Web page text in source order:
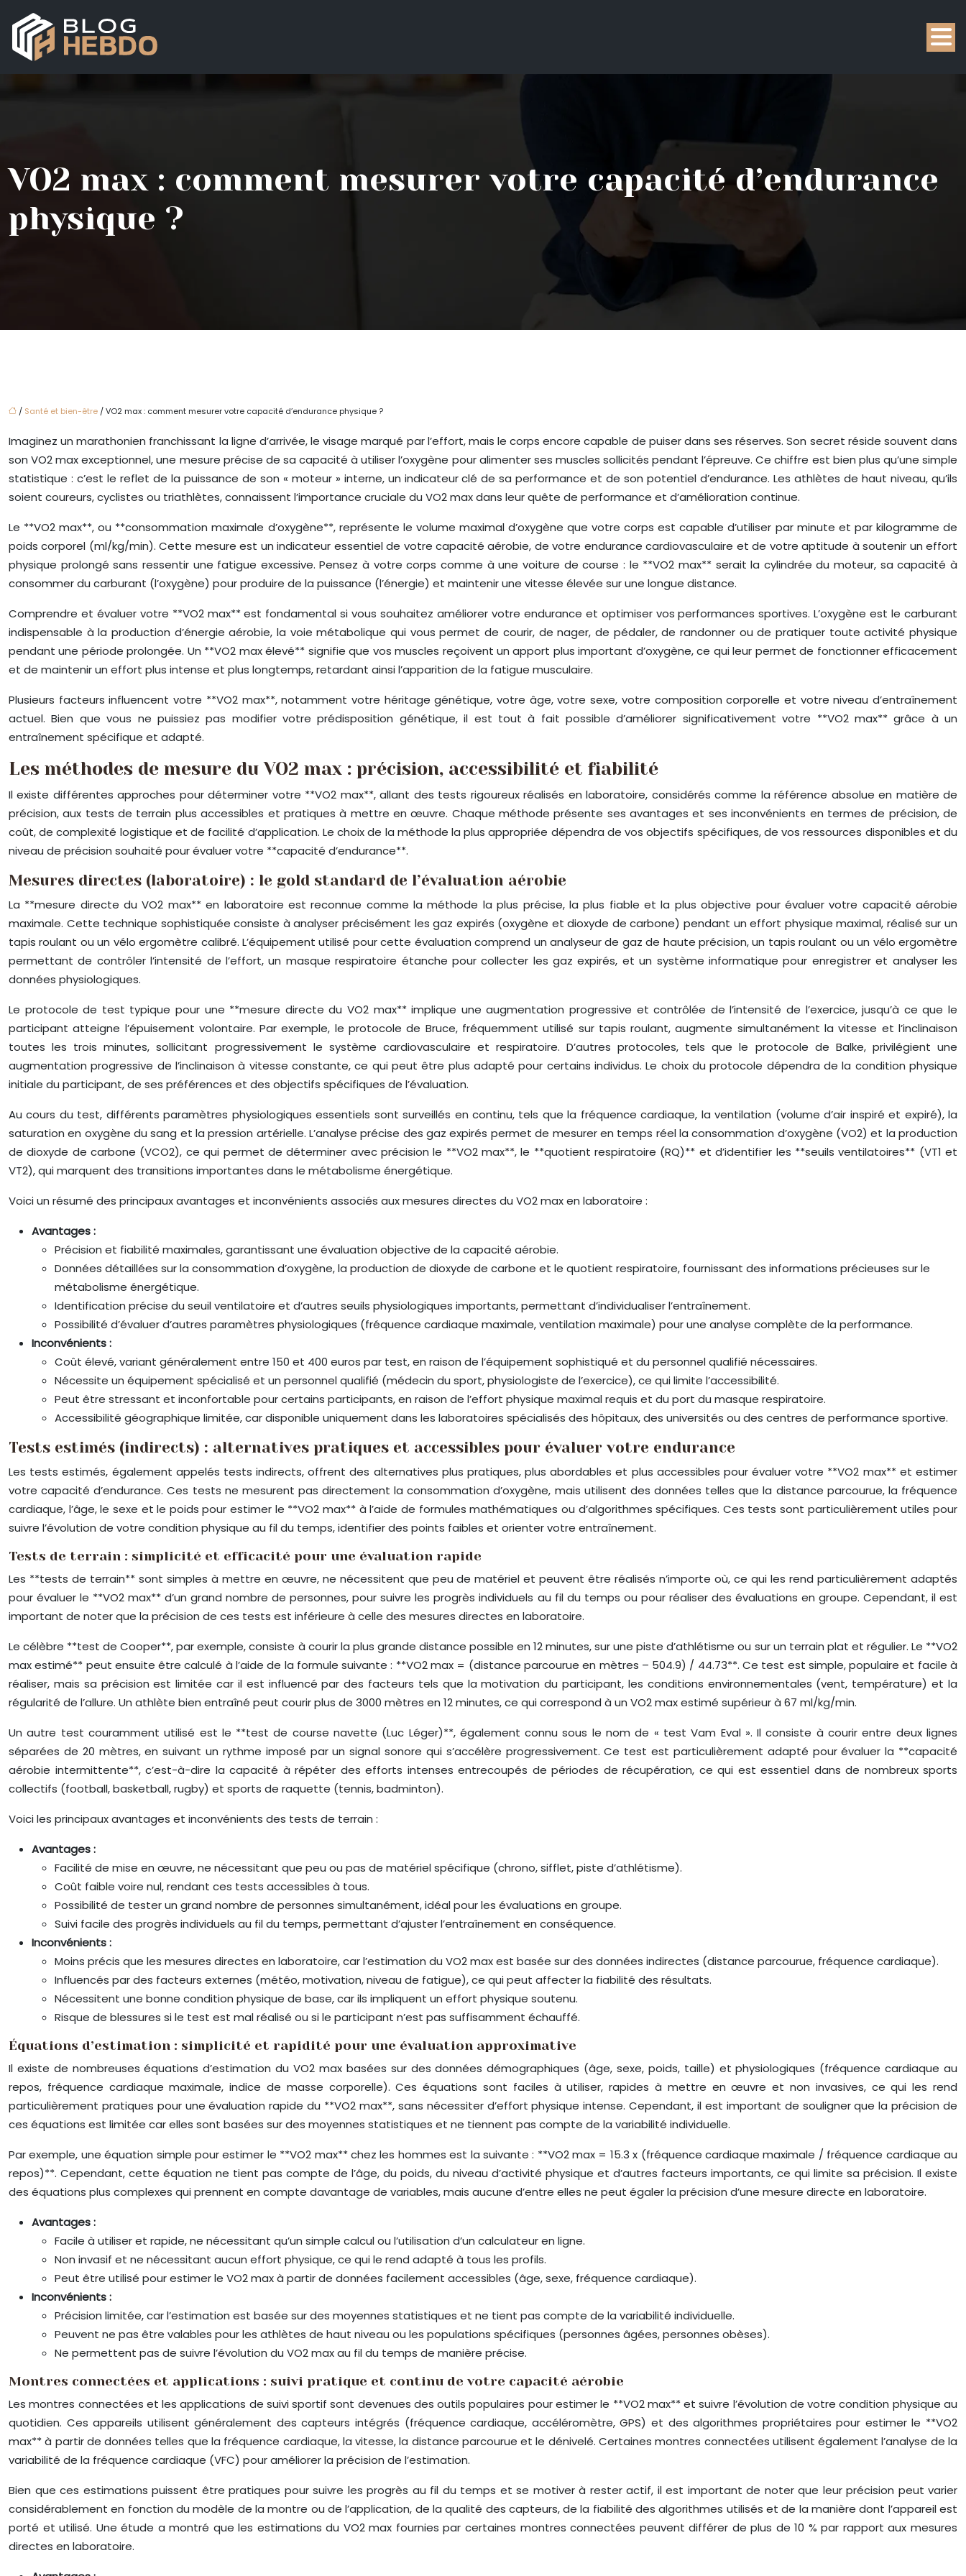
VO2 max : comment mesurer votre capacité d’endurance
physique ?
/ Santé et bien-être / VO2 max : comment mesurer votre capacité d’endurance physique ?
Imaginez un marathonien franchissant la ligne d’arrivée, le visage marqué par l’effort, mais le corps encore capable de puiser dans ses réserves. Son secret réside souvent dans
son VO2 max exceptionnel, une mesure précise de sa capacité à utiliser l’oxygène pour alimenter ses muscles sollicités pendant l’épreuve. Ce chiffre est bien plus qu’une simple
statistique : c’est le reflet de la puissance de son « moteur » interne, un indicateur clé de sa performance et de son potentiel d’endurance. Les athlètes de haut niveau, qu’ils
soient coureurs, cyclistes ou triathlètes, connaissent l’importance cruciale du VO2 max dans leur quête de performance et d’amélioration continue.
Le **VO2 max**, ou **consommation maximale d’oxygène**, représente le volume maximal d’oxygène que votre corps est capable d’utiliser par minute et par kilogramme de
poids corporel (ml/kg/min). Cette mesure est un indicateur essentiel de votre capacité aérobie, de votre endurance cardiovasculaire et de votre aptitude à soutenir un effort
physique prolongé sans ressentir une fatigue excessive. Pensez à votre corps comme à une voiture de course : le **VO2 max** serait la cylindrée du moteur, sa capacité à
consommer du carburant (l’oxygène) pour produire de la puissance (l’énergie) et maintenir une vitesse élevée sur une longue distance.
Comprendre et évaluer votre **VO2 max** est fondamental si vous souhaitez améliorer votre endurance et optimiser vos performances sportives. L’oxygène est le carburant
indispensable à la production d’énergie aérobie, la voie métabolique qui vous permet de courir, de nager, de pédaler, de randonner ou de pratiquer toute activité physique
pendant une période prolongée. Un **VO2 max élevé** signifie que vos muscles reçoivent un apport plus important d’oxygène, ce qui leur permet de fonctionner efficacement
et de maintenir un effort plus intense et plus longtemps, retardant ainsi l’apparition de la fatigue musculaire.
Plusieurs facteurs influencent votre **VO2 max**, notamment votre héritage génétique, votre âge, votre sexe, votre composition corporelle et votre niveau d’entraînement
actuel. Bien que vous ne puissiez pas modifier votre prédisposition génétique, il est tout à fait possible d’améliorer significativement votre **VO2 max** grâce à un
entraînement spécifique et adapté.
Les méthodes de mesure du VO2 max : précision, accessibilité et fiabilité
Il existe différentes approches pour déterminer votre **VO2 max**, allant des tests rigoureux réalisés en laboratoire, considérés comme la référence absolue en matière de
précision, aux tests de terrain plus accessibles et pratiques à mettre en œuvre. Chaque méthode présente ses avantages et ses inconvénients en termes de précision, de
coût, de complexité logistique et de facilité d’application. Le choix de la méthode la plus appropriée dépendra de vos objectifs spécifiques, de vos ressources disponibles et du
niveau de précision souhaité pour évaluer votre **capacité d’endurance**.
Mesures directes (laboratoire) : le gold standard de l’évaluation aérobie
La **mesure directe du VO2 max** en laboratoire est reconnue comme la méthode la plus précise, la plus fiable et la plus objective pour évaluer votre capacité aérobie
maximale. Cette technique sophistiquée consiste à analyser précisément les gaz expirés (oxygène et dioxyde de carbone) pendant un effort physique maximal, réalisé sur un
tapis roulant ou un vélo ergomètre calibré. L’équipement utilisé pour cette évaluation comprend un analyseur de gaz de haute précision, un tapis roulant ou un vélo ergomètre
permettant de contrôler l’intensité de l’effort, un masque respiratoire étanche pour collecter les gaz expirés, et un système informatique pour enregistrer et analyser les
données physiologiques.
Le protocole de test typique pour une **mesure directe du VO2 max** implique une augmentation progressive et contrôlée de l’intensité de l’exercice, jusqu’à ce que le
participant atteigne l’épuisement volontaire. Par exemple, le protocole de Bruce, fréquemment utilisé sur tapis roulant, augmente simultanément la vitesse et l’inclinaison
toutes les trois minutes, sollicitant progressivement le système cardiovasculaire et respiratoire. D’autres protocoles, tels que le protocole de Balke, privilégient une
augmentation progressive de l’inclinaison à vitesse constante, ce qui peut être plus adapté pour certains individus. Le choix du protocole dépendra de la condition physique
initiale du participant, de ses préférences et des objectifs spécifiques de l’évaluation.
Au cours du test, différents paramètres physiologiques essentiels sont surveillés en continu, tels que la fréquence cardiaque, la ventilation (volume d’air inspiré et expiré), la
saturation en oxygène du sang et la pression artérielle. L’analyse précise des gaz expirés permet de mesurer en temps réel la consommation d’oxygène (VO2) et la production
de dioxyde de carbone (VCO2), ce qui permet de déterminer avec précision le **VO2 max**, le **quotient respiratoire (RQ)** et d’identifier les **seuils ventilatoires** (VT1 et
VT2), qui marquent des transitions importantes dans le métabolisme énergétique.
Voici un résumé des principaux avantages et inconvénients associés aux mesures directes du VO2 max en laboratoire :
Avantages :
Précision et fiabilité maximales, garantissant une évaluation objective de la capacité aérobie.
Données détaillées sur la consommation d’oxygène, la production de dioxyde de carbone et le quotient respiratoire, fournissant des informations précieuses sur le
métabolisme énergétique.
Identification précise du seuil ventilatoire et d’autres seuils physiologiques importants, permettant d’individualiser l’entraînement.
Possibilité d’évaluer d’autres paramètres physiologiques (fréquence cardiaque maximale, ventilation maximale) pour une analyse complète de la performance.
Inconvénients :
Coût élevé, variant généralement entre 150 et 400 euros par test, en raison de l’équipement sophistiqué et du personnel qualifié nécessaires.
Nécessite un équipement spécialisé et un personnel qualifié (médecin du sport, physiologiste de l’exercice), ce qui limite l’accessibilité.
Peut être stressant et inconfortable pour certains participants, en raison de l’effort physique maximal requis et du port du masque respiratoire.
Accessibilité géographique limitée, car disponible uniquement dans les laboratoires spécialisés des hôpitaux, des universités ou des centres de performance sportive.
Tests estimés (indirects) : alternatives pratiques et accessibles pour évaluer votre endurance
Les tests estimés, également appelés tests indirects, offrent des alternatives plus pratiques, plus abordables et plus accessibles pour évaluer votre **VO2 max** et estimer
votre capacité d’endurance. Ces tests ne mesurent pas directement la consommation d’oxygène, mais utilisent des données telles que la distance parcourue, la fréquence
cardiaque, l’âge, le sexe et le poids pour estimer le **VO2 max** à l’aide de formules mathématiques ou d’algorithmes spécifiques. Ces tests sont particulièrement utiles pour
suivre l’évolution de votre condition physique au fil du temps, identifier des points faibles et orienter votre entraînement.
Tests de terrain : simplicité et efficacité pour une évaluation rapide
Les **tests de terrain** sont simples à mettre en œuvre, ne nécessitent que peu de matériel et peuvent être réalisés n’importe où, ce qui les rend particulièrement adaptés
pour évaluer le **VO2 max** d’un grand nombre de personnes, pour suivre les progrès individuels au fil du temps ou pour réaliser des évaluations en groupe. Cependant, il est
important de noter que la précision de ces tests est inférieure à celle des mesures directes en laboratoire.
Le célèbre **test de Cooper**, par exemple, consiste à courir la plus grande distance possible en 12 minutes, sur une piste d’athlétisme ou sur un terrain plat et régulier. Le **VO2
max estimé** peut ensuite être calculé à l’aide de la formule suivante : **VO2 max = (distance parcourue en mètres – 504.9) / 44.73**. Ce test est simple, populaire et facile à
réaliser, mais sa précision est limitée car il est influencé par des facteurs tels que la motivation du participant, les conditions environnementales (vent, température) et la
régularité de l’allure. Un athlète bien entraîné peut courir plus de 3000 mètres en 12 minutes, ce qui correspond à un VO2 max estimé supérieur à 67 ml/kg/min.
Un autre test couramment utilisé est le **test de course navette (Luc Léger)**, également connu sous le nom de « test Vam Eval ». Il consiste à courir entre deux lignes
séparées de 20 mètres, en suivant un rythme imposé par un signal sonore qui s’accélère progressivement. Ce test est particulièrement adapté pour évaluer la **capacité
aérobie intermittente**, c’est-à-dire la capacité à répéter des efforts intenses entrecoupés de périodes de récupération, ce qui est essentiel dans de nombreux sports
collectifs (football, basketball, rugby) et sports de raquette (tennis, badminton).
Voici les principaux avantages et inconvénients des tests de terrain :
Avantages :
Facilité de mise en œuvre, ne nécessitant que peu ou pas de matériel spécifique (chrono, sifflet, piste d’athlétisme).
Coût faible voire nul, rendant ces tests accessibles à tous.
Possibilité de tester un grand nombre de personnes simultanément, idéal pour les évaluations en groupe.
Suivi facile des progrès individuels au fil du temps, permettant d’ajuster l’entraînement en conséquence.
Inconvénients :
Moins précis que les mesures directes en laboratoire, car l’estimation du VO2 max est basée sur des données indirectes (distance parcourue, fréquence cardiaque).
Influencés par des facteurs externes (météo, motivation, niveau de fatigue), ce qui peut affecter la fiabilité des résultats.
Nécessitent une bonne condition physique de base, car ils impliquent un effort physique soutenu.
Risque de blessures si le test est mal réalisé ou si le participant n’est pas suffisamment échauffé.
Équations d’estimation : simplicité et rapidité pour une évaluation approximative
Il existe de nombreuses équations d’estimation du VO2 max basées sur des données démographiques (âge, sexe, poids, taille) et physiologiques (fréquence cardiaque au
repos, fréquence cardiaque maximale, indice de masse corporelle). Ces équations sont faciles à utiliser, rapides à mettre en œuvre et non invasives, ce qui les rend
particulièrement pratiques pour une évaluation rapide du **VO2 max**, sans nécessiter d’effort physique intense. Cependant, il est important de souligner que la précision de
ces équations est limitée car elles sont basées sur des moyennes statistiques et ne tiennent pas compte de la variabilité individuelle.
Par exemple, une équation simple pour estimer le **VO2 max** chez les hommes est la suivante : **VO2 max = 15.3 x (fréquence cardiaque maximale / fréquence cardiaque au
repos)**. Cependant, cette équation ne tient pas compte de l’âge, du poids, du niveau d’activité physique et d’autres facteurs importants, ce qui limite sa précision. Il existe
des équations plus complexes qui prennent en compte davantage de variables, mais aucune d’entre elles ne peut égaler la précision d’une mesure directe en laboratoire.
Avantages :
Facile à utiliser et rapide, ne nécessitant qu’un simple calcul ou l’utilisation d’un calculateur en ligne.
Non invasif et ne nécessitant aucun effort physique, ce qui le rend adapté à tous les profils.
Peut être utilisé pour estimer le VO2 max à partir de données facilement accessibles (âge, sexe, fréquence cardiaque).
Inconvénients :
Précision limitée, car l’estimation est basée sur des moyennes statistiques et ne tient pas compte de la variabilité individuelle.
Peuvent ne pas être valables pour les athlètes de haut niveau ou les populations spécifiques (personnes âgées, personnes obèses).
Ne permettent pas de suivre l’évolution du VO2 max au fil du temps de manière précise.
Montres connectées et applications : suivi pratique et continu de votre capacité aérobie
Les montres connectées et les applications de suivi sportif sont devenues des outils populaires pour estimer le **VO2 max** et suivre l’évolution de votre condition physique au
quotidien. Ces appareils utilisent généralement des capteurs intégrés (fréquence cardiaque, accéléromètre, GPS) et des algorithmes propriétaires pour estimer le **VO2
max** à partir de données telles que la fréquence cardiaque, la vitesse, la distance parcourue et le dénivelé. Certaines montres connectées utilisent également l’analyse de la
variabilité de la fréquence cardiaque (VFC) pour améliorer la précision de l’estimation.
Bien que ces estimations puissent être pratiques pour suivre les progrès au fil du temps et se motiver à rester actif, il est important de noter que leur précision peut varier
considérablement en fonction du modèle de la montre ou de l’application, de la qualité des capteurs, de la fiabilité des algorithmes utilisés et de la manière dont l’appareil est
porté et utilisé. Une étude a montré que les estimations du VO2 max fournies par certaines montres connectées peuvent différer de plus de 10 % par rapport aux mesures
directes en laboratoire.